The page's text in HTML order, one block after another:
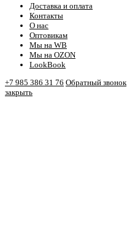
Доставка и оплата
Контакты
О нас
Оптовикам
Мы на WB
Мы на OZON
LookBook
+7 985 386 31 76 Обратный звонок
закрыть